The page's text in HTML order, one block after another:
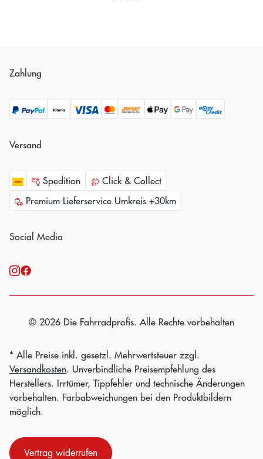
Zahlung
Versand
Spedition
Click & Collect
Premium-Lieferservice Umkreis +30km
Social Media
© 2026 Die Fahrradprofis. Alle Rechte vorbehalten
* Alle Preise inkl. gesetzl. Mehrwertsteuer zzgl.
Versandkosten. Unverbindliche Preisempfehlung des
Herstellers. Irrtümer, Tippfehler und technische Änderungen
vorbehalten. Farbabweichungen bei den Produktbildern
möglich.
Vertrag widerrufen